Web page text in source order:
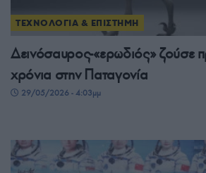
ΤΕΧΝΟΛΟΓΙΑ & ΕΠΙΣΤΗΜΗ
Δεινόσαυρος-«ερωδιός» ζούσε
χρόνια στην Παταγονία
29/05/2026 - 4:03μμ